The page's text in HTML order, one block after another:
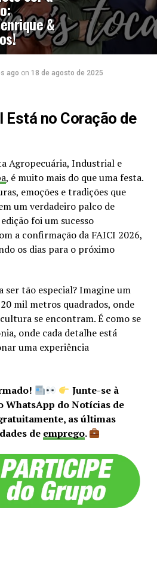
&
ago on 18 de agosto de 2025
Está no Coração de
Agropecuária, Industrial e
, é muito mais do que uma festa.
emoções e tradições que
um verdadeiro palco de
foi um sucesso
a confirmação da FAICI 2026,
os dias para o próximo
ser tão especial? Imagine um
mil metros quadrados, onde
se encontram. É como se
onde cada detalhe está
uma experiência
Junte-se à
WhatsApp do Notícias de
as últimas
de emprego.